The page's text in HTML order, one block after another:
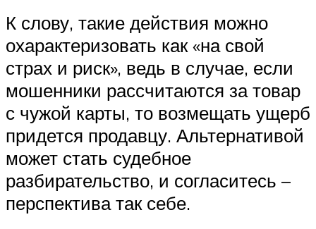
К слову, такие действия можно
охарактеризовать как «на свой
страх и риск», ведь в случае, если
мошенники рассчитаются за товар
с чужой карты, то возмещать ущерб
придется продавцу. Альтернативой
может стать судебное
разбирательство, и согласитесь –
перспектива так себе.